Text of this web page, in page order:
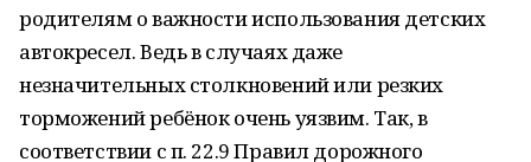
родителям о важности использования детских
автокресел. Ведь в случаях даже
незначительных столкновений или резких
торможений ребёнок очень уязвим. Так, в
соответствии с п. 22.9 Правил дорожного